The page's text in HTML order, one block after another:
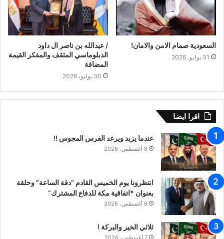
السعودية صمام الامن والامان!
31 يوليو، 2026
/ عبدالله بن ناصر ال داود
الدبلوماسي المثقف والمفكر القيمة
المضافة
30 يوليو، 2026
اقرا ايضا
عندما يزبد ويرعد الفرس المجوس !!
8 أغسطس، 2026
انتظرونا يوم الخميس القادم “دقة الساعة” وحلقة
بعنوان *اتفاقية مكة للدفاع المشترك”
8 أغسطس، 2026
ثلاثي الخير والبركة !